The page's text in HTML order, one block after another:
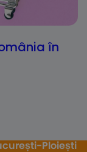
în
Ploiești